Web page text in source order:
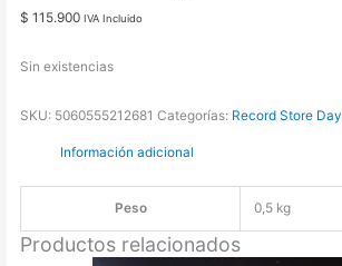
$ 115.900 IVA Incluido
Sin existencias
SKU: 5060555212681 Categorías: Record Store Day
Información adicional
Peso 0,5 kg
Productos relacionados